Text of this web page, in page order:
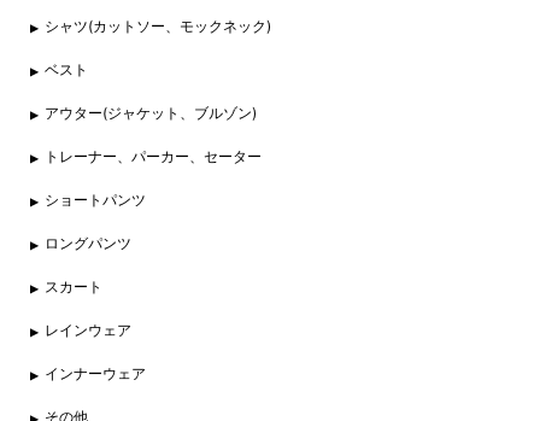
シャツ(カットソー、モックネック)
ベスト
アウター(ジャケット、ブルゾン)
トレーナー、パーカー、セーター
ショートパンツ
ロングパンツ
スカート
レインウェア
インナーウェア
その他